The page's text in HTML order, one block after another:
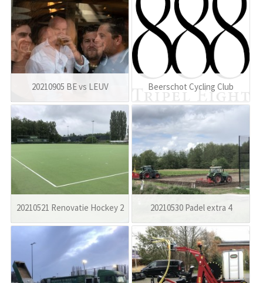
20210905 BE vs LEUV Beerschot Cycling Club
20210521 Renovatie Hockey 2 20210530 Padel extra 4